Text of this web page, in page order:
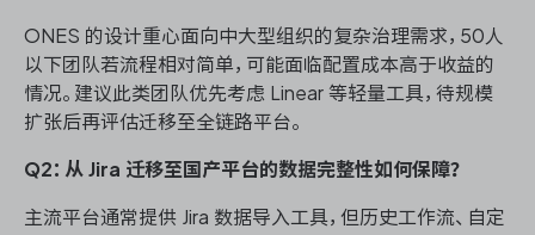
ONES 的设计重心面向中大型组织的复杂治理需求，50人
以下团队若流程相对简单，可能面临配置成本高于收益的
情况。建议此类团队优先考虑 Linear 等轻量工具，待规模
扩张后再评估迁移至全链路平台。
Q2：从 Jira 迁移至国产平台的数据完整性如何保障？
主流平台通常提供 Jira 数据导入工具，但历史工作流、自定